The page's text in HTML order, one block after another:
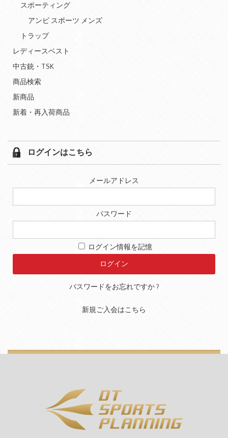
スポーティング
アンビ スポーツ メンズ
トラップ
レディースベスト
中古銃・TSK
商品検索
新商品
新着・再入荷商品
ログインはこちら
メールアドレス
パスワード
ログイン情報を記憶
パスワードをお忘れですか ?
新規ご入会はこちら